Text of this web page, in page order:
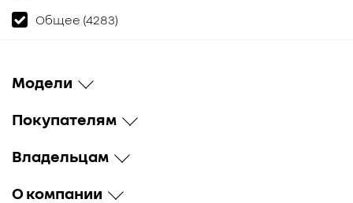
Общее (4283)
Модели
Покупателям
Владельцам
О компании